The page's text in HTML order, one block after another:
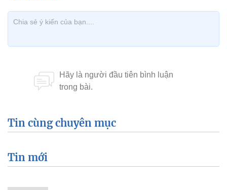
Tin cùng chuyên mục
Tin mới